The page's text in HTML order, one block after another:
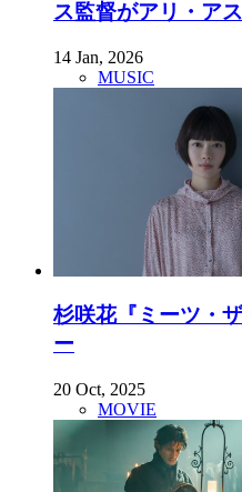
ス監督がアリ・ア
14 Jan, 2026
MUSIC
杉咲花『ミーツ・
ー
20 Oct, 2025
MOVIE